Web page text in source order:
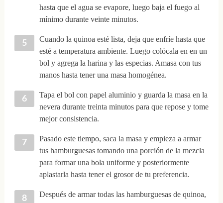
hasta que el agua se evapore, luego baja el fuego al
mínimo durante veinte minutos.
Cuando la quinoa esté lista, deja que enfríe hasta que
esté a temperatura ambiente. Luego colócala en en un
bol y agrega la harina y las especias. Amasa con tus
manos hasta tener una masa homogénea.
Tapa el bol con papel aluminio y guarda la masa en la
nevera durante treinta minutos para que repose y tome
mejor consistencia.
Pasado este tiempo, saca la masa y empieza a armar
tus hamburguesas tomando una porción de la mezcla
para formar una bola uniforme y posteriormente
aplastarla hasta tener el grosor de tu preferencia.
Después de armar todas las hamburguesas de quinoa,